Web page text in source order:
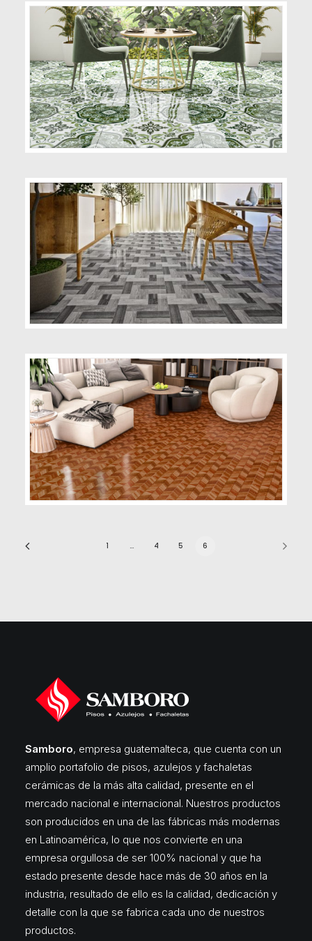
1 … 4 5 6
Samboro, empresa guatemalteca, que cuenta con un
amplio portafolio de pisos, azulejos y fachaletas
cerámicas de la más alta calidad, presente en el
mercado nacional e internacional. Nuestros productos
son producidos en una de las fábricas más modernas
en Latinoamérica, lo que nos convierte en una
empresa orgullosa de ser 100% nacional y que ha
estado presente desde hace más de 30 años en la
industria, resultado de ello es la calidad, dedicación y
detalle con la que se fabrica cada uno de nuestros
productos.